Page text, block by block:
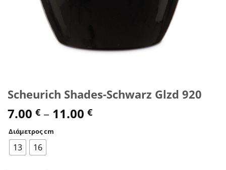
Scheurich Shades-Schwarz Glzd 920
7.00 € – 11.00 €
Διάμετρος cm
13 16